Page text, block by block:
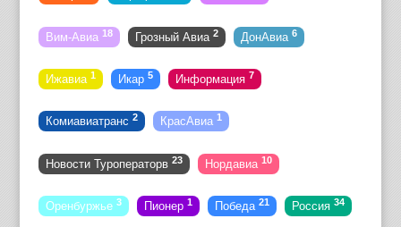
Вим-Авиа 18 Грозный Авиа 2 ДонАвиа 6
Ижавиа 1 Икар 5 Информация 7
Комиавиатранс 2 КрасАвиа 1
Новости Туроператорв 23 Нордавиа 10
Оренбуржье 3 Пионер 1 Победа 21 Россия 34